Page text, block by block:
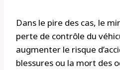
Dans le pire des cas, le
perte de contrôle du
augmenter le risque
blessures ou la mort des